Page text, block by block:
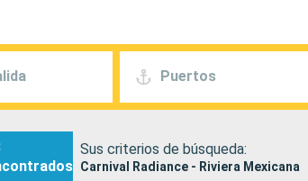
Puertos
Sus criterios de búsqueda:
Carnival Radiance - Riviera Mexicana